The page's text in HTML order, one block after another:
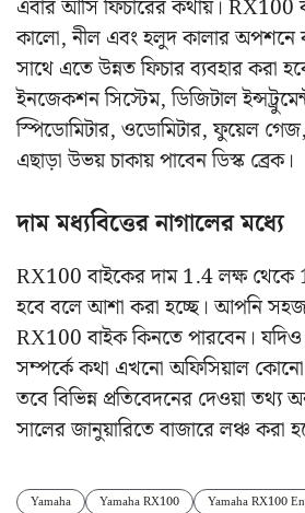
এবার আসি ফিচারের কথায়। RX100
কালো, নীল এবং হলুদ কালার অপশনে
সাথে এতে উন্নত ফিচার ব্যবহার করা
ইনজেকশন সিস্টেম, ডিজিটাল
স্পিডোমিটার, ওডোমিটার, ফুয়েল
এছাড়া উভয় চাকায় পাবেন ডিস্ক ব্রেক।
দাম মধ্যবিত্তের নাগালের মধ্যে
RX100 বাইকের দাম 1.4 লক্ষ থেকে
হবে বলে আশা করা হচ্ছে। আপনি সহজ
RX100 বাইক কিনতে পারবেন।
সম্পর্কে কথা এখনো অফিসিয়াল কোনো
তবে বিভিন্ন প্রতিবেদনের দেওয়া
সালের জানুয়ারিতে বাজারে লঞ্চ করা
Yamaha Yamaha RX100
Yamaha RX100